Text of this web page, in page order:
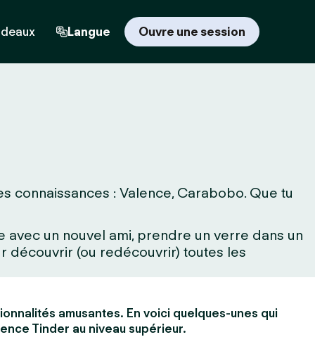
Langue Ouvre une session
: Valence, Carabobo. Que tu
un nouvel ami, prendre un verre dans un
découvrir (ou redécouvrir) toutes les
amusantes. En voici quelques-unes qui
Tinder au niveau supérieur.